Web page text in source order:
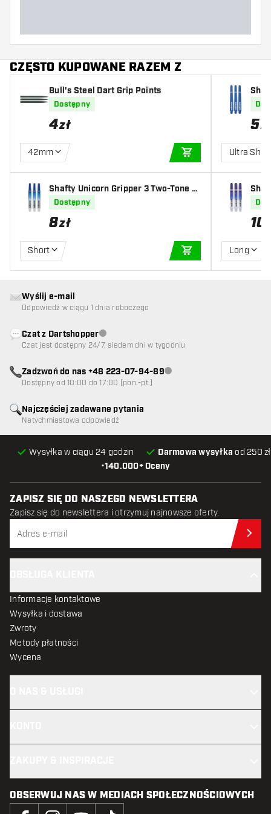
CZĘSTO KUPOWANE RAZEM Z
Bull's Steel Dart Grip Points
Dostępny
4zł
42mm
DODAJ DO
Shafty Unicorn Gripper 3 Two-Tone Bl
ue
Dostępny
8zł
Short
DODAJ DO
5zł
Ultra
lue
10
Long
•140.000+ Oceny
Wysyłka w ciągu 24 godzin Darmowa wysyłka od 250
Najczęściej zadawane pytania
Natychmiastowa odpowiedź
Wyślij e-mail
Odpowiedź w ciągu 1 dnia roboczego
Czat z DartshopperObsługa klienta niedostępna
Czat jest dostępny 24/7, siedem dni w tygodniu
Zadzwoń do nas +48 223-07-94-89Obsługa klienta niedostępna
Dostępny od 10:00 do 17:00 (pon.-pt.)
ZAPISZ SIĘ DO NASZEGO NEWSLETTERA
Zapisz się do newslettera i otrzymuj najnowsze oferty.
Informacje kontaktowe
Wysyłka i dostawa
Zwroty
Metody płatności
Wycena
OBSERWUJ NAS W MEDIACH SPOŁECZNOŚCIOWYCH